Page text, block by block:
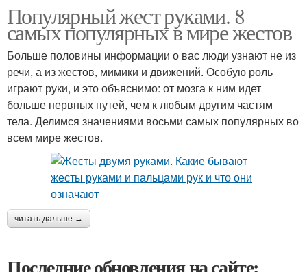
Популярный жест руками. 8
самых популярных в мире жестов
Больше половины информации о вас люди узнают не из
речи, а из жестов, мимики и движений. Особую роль
играют руки, и это объяснимо: от мозга к ним идет
больше нервных путей, чем к любым другим частям
тела. Делимся значениями восьми самых популярных во
всем мире жестов.
читать дальше →